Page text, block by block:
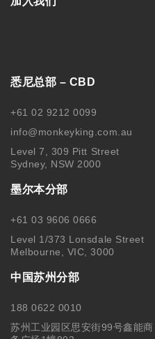
悉尼总部 – CBD
+61 02 9212 0099
info@monkeyking.com.au
Level 7, 309 Pitt Street
Sydney, NSW 2000
墨尔本分部
+61 03 9606 0666
Level 1/373 Lonsdale Street
Melbourne, VIC, 3000
中国苏州分部
188 0622 0010
苏州工业园区思安街99号鑫能商